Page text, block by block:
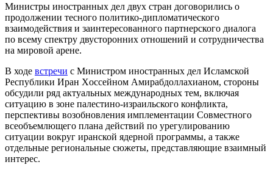
Министры иностранных дел двух стран договорились о
продолжении тесного политико-дипломатического
взаимодействия и заинтересованного партнерского диалога
по всему спектру двусторонних отношений и сотрудничества
на мировой арене.
В ходе встречи с Министром иностранных дел Исламской
Республики Иран Xоссейном Амирабдоллахианом, стороны
обсудили ряд актуальных международных тем, включая
ситуацию в зоне палестино-израильского конфликта,
перспективы возобновления имплементации Совместного
всеобъемлющего плана действий по урегулированию
ситуации вокруг иранской ядерной программы, а также
отдельные региональные сюжеты, представляющие взаимный
интерес.